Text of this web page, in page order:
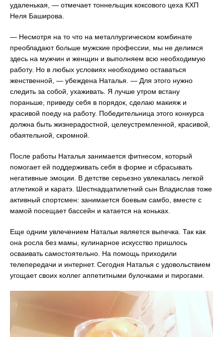
удаленькая, — отмечает тоннельщик коксового цеха КХП
Неля Баширова.
— Несмотря на то что на металлургическом комбинате
преобладают больше мужские профессии, мы не делимся
здесь на мужчин и женщин и выполняем всю необходимую
работу. Но в любых условиях необходимо оставаться
женственной, — убеждена Наталья. — Для этого нужно
следить за собой, ухаживать. Я лучше утром встану
пораньше, приведу себя в порядок, сделаю макияж и
красивой поеду на работу. Победительница этого конкурса
должна быть жизнерадостной, целеустремленной, красивой,
обаятельной, скромной.
После работы Наталья занимается фитнесом, который
помогает ей поддерживать себя в форме и сбрасывать
негативные эмоции. В детстве серьезно увлекалась легкой
атлетикой и каратэ. Шестнадцатилетний сын Владислав тоже
активный спортсмен: занимается боевым самбо, вместе с
мамой посещает бассейн и катается на коньках.
Еще одним увлечением Натальи является выпечка. Так как
она росла без мамы, кулинарное искусство пришлось
осваивать самостоятельно. На помощь приходили
телепередачи и интернет. Сегодня Наталья с удовольствием
угощает своих коллег аппетитными булочками и пирогами.